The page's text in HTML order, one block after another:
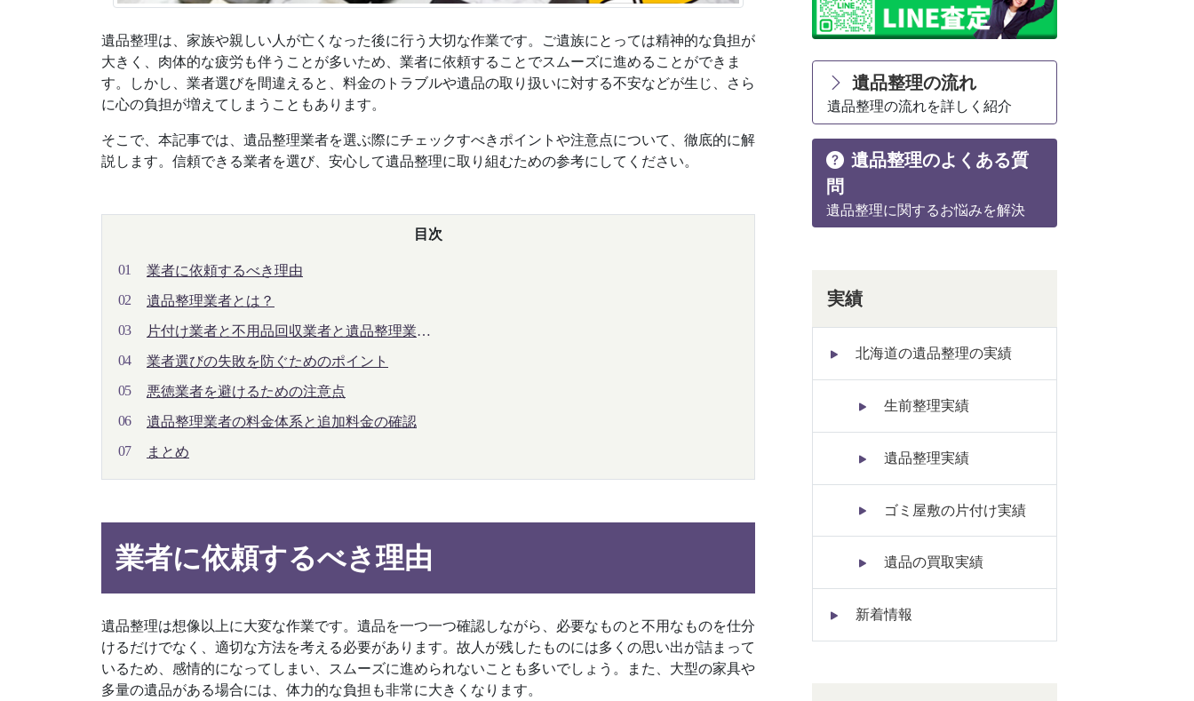
遺品整理は、家族や親しい人が亡くなった後に行う大切な作業です。ご遺族にとっては精神的な負担が
大きく、肉体的な疲労も伴うことが多いため、業者に依頼することでスムーズに進めることができま
す。しかし、業者選びを間違えると、料金のトラブルや遺品の取り扱いに対する不安などが生じ、さら
に心の負担が増えてしまうこともあります。
そこで、本記事では、遺品整理業者を選ぶ際にチェックすべきポイントや注意点について、徹底的に解
説します。信頼できる業者を選び、安心して遺品整理に取り組むための参考にしてください。
目次
業者に依頼するべき理由
遺品整理業者とは？
片付け業者と不用品回収業者と遺品整理業者
の違い
業者選びの失敗を防ぐためのポイント
悪徳業者を避けるための注意点
遺品整理業者の料金体系と追加料金の確認
まとめ
業者に依頼するべき理由
遺品整理は想像以上に大変な作業です。遺品を一つ一つ確認しながら、必要なものと不用なものを仕分
けるだけでなく、適切な方法を考える必要があります。故人が残したものには多くの思い出が詰まって
いるため、感情的になってしまい、スムーズに進められないことも多いでしょう。また、大型の家具や
多量の遺品がある場合には、体力的な負担も非常に大きくなります。
遺品整理の流れ
遺品整理の流れを詳しく紹介
遺品整理のよくある質
問
遺品整理に関するお悩みを解決
実績
北海道の遺品整理の実績
生前整理実績
遺品整理実績
ゴミ屋敷の片付け実績
遺品の買取実績
新着情報